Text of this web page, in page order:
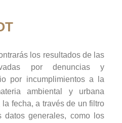
los resultados de las
por denuncias y
por incumplimientos a la
ambiental y urbana
fecha, a través de un filtro
datos generales, como los